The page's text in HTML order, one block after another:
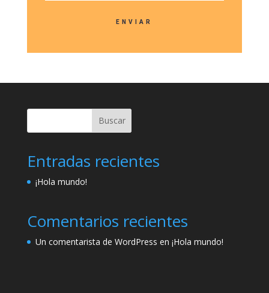
ENVIAR
Buscar
Entradas recientes
¡Hola mundo!
Comentarios recientes
Un comentarista de WordPress en ¡Hola mundo!